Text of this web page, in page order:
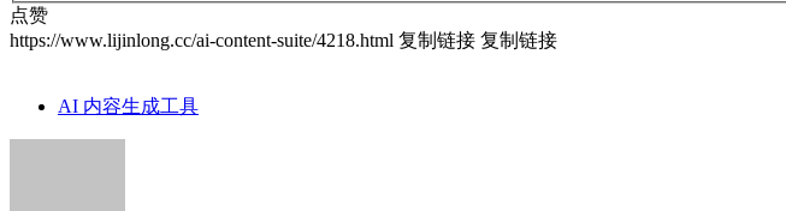
点赞
https://www.lijinlong.cc/ai-content-suite/4218.html 复制链接 复制链接
AI 内容生成工具